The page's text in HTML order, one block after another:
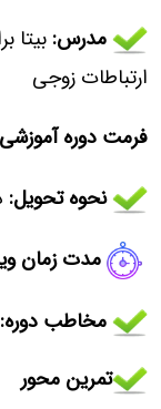
مدرس: بیتا
ارتباطات زوجی
فرمت دوره
نحوه تحویل:
مدت زمان
مخاطب دوره:
تمرین محور